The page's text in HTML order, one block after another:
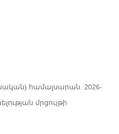
համալսարան. 2026-
մրցույթի